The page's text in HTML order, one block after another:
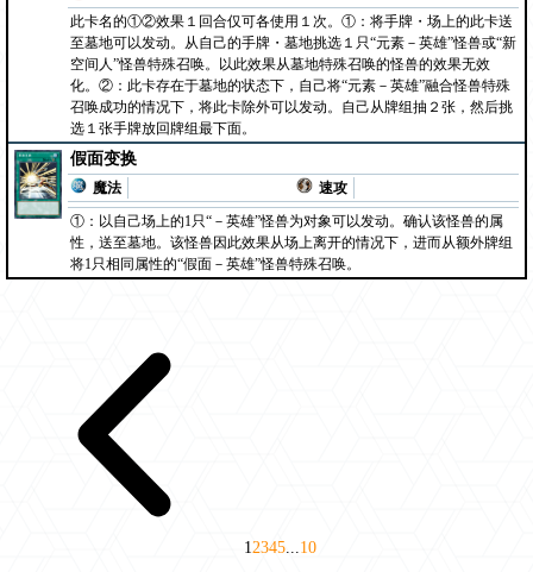
此卡名的①②效果１回合仅可各使用１次。①：将手牌・场上的此卡送
至墓地可以发动。从自己的手牌・墓地挑选１只“元素－英雄”怪兽或“新
空间人”怪兽特殊召唤。以此效果从墓地特殊召唤的怪兽的效果无效
化。②：此卡存在于墓地的状态下，自己将“元素－英雄”融合怪兽特殊
召唤成功的情况下，将此卡除外可以发动。自己从牌组抽２张，然后挑
选１张手牌放回牌组最下面。
假面变换
魔法
速攻
①：以自己场上的1只“－英雄”怪兽为对象可以发动。确认该怪兽的属
性，送至墓地。该怪兽因此效果从场上离开的情况下，进而从额外牌组
将1只相同属性的“假面－英雄”怪兽特殊召唤。
12345...10